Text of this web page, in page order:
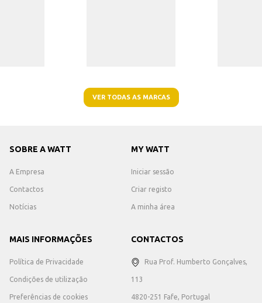
VER TODAS AS MARCAS
SOBRE A WATT
A Empresa
Contactos
Notícias
MY WATT
Iniciar sessão
Criar registo
A minha área
MAIS INFORMAÇÕES
Política de Privacidade
Condições de utilização
Preferências de cookies
CONTACTOS
Rua Prof. Humberto Gonçalves,
113
4820-251 Fafe, Portugal